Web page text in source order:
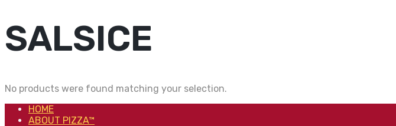
SALSICE
No products were found matching your selection.
HOME
ABOUT PIZZA™